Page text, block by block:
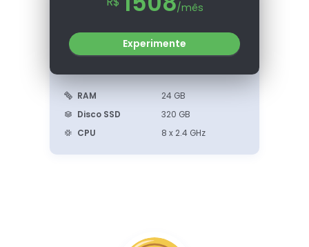
/mês
Experimente
RAM
24 GB
Disco SSD
320 GB
CPU
8 x 2.4 GHz